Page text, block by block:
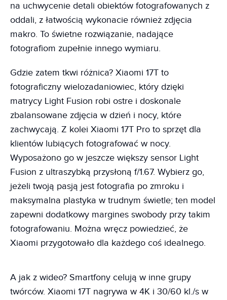
na uchwycenie detali obiektów fotografowanych z
oddali, z łatwością wykonacie również zdjęcia
makro. To świetne rozwiązanie, nadające
fotografiom zupełnie innego wymiaru.
Gdzie zatem tkwi różnica? Xiaomi 17T to
fotograficzny wielozadaniowiec, który dzięki
matrycy Light Fusion robi ostre i doskonale
zbalansowane zdjęcia w dzień i nocy, które
zachwycają. Z kolei Xiaomi 17T Pro to sprzęt dla
klientów lubiących fotografować w nocy.
Wyposażono go w jeszcze większy sensor Light
Fusion z ultraszybką przysłoną f/1.67. Wybierz go,
jeżeli twoją pasją jest fotografia po zmroku i
maksymalna plastyka w trudnym świetle; ten model
zapewni dodatkowy margines swobody przy takim
fotografowaniu. Można wręcz powiedzieć, że
Xiaomi przygotowało dla każdego coś idealnego.
A jak z wideo? Smartfony celują w inne grupy
twórców. Xiaomi 17T nagrywa w 4K i 30/60 kl./s w